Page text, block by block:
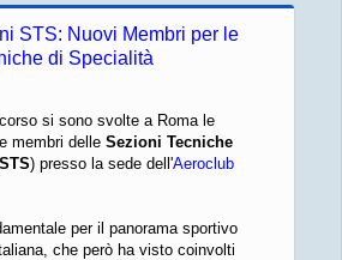
STS: Nuovi Membri per le
di Specialità
si sono svolte a Roma le
membri delle Sezioni Tecniche
) presso la sede dell'Aeroclub
per il panorama sportivo
che però ha visto coinvolti